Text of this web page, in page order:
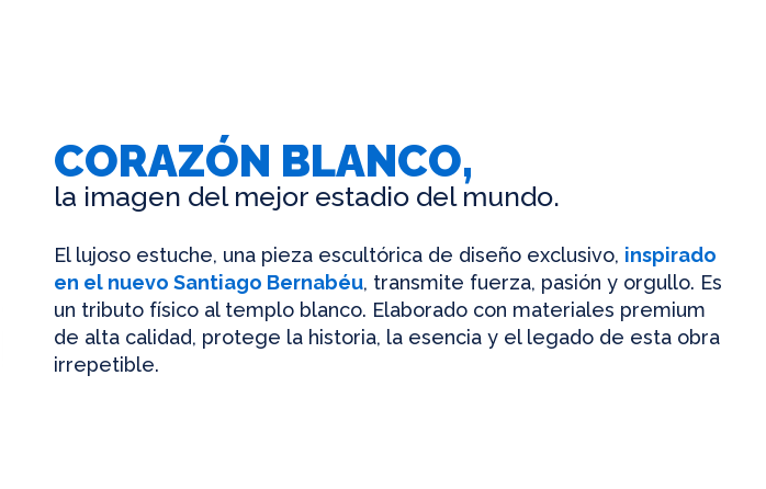
CORAZÓN BLANCO,
la imagen del mejor estadio del mundo.
El lujoso estuche, una pieza escultórica de diseño exclusivo, inspirado
en el nuevo Santiago Bernabéu, transmite fuerza, pasión y orgullo. Es
un tributo físico al templo blanco. Elaborado con materiales premium
de alta calidad, protege la historia, la esencia y el legado de esta obra
irrepetible.